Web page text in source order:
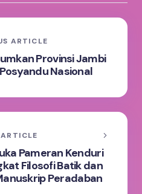
ARTICLE
Provinsi Jambi
Nasional
Pameran Kenduri
Filosofi Batik dan
Peradaban